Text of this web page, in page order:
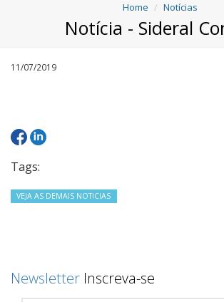
Home Notícias
Notícia - Sideral
11/07/2019
Tags:
VEJA AS DEMAIS NOTICIAS
Newsletter Inscreva-se